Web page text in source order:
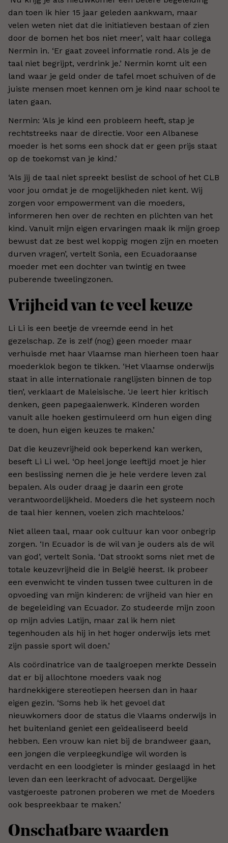
dan toen ik hier 15 jaar geleden aankwam, maar
velen weten niet dat die initiatieven bestaan of zien
door de bomen het bos niet meer’, valt haar collega
Nermin in. ‘Er gaat zoveel informatie rond. Als je de
taal niet begrijpt, verdrink je.’ Nermin komt uit een
land waar je geld onder de tafel moet schuiven of de
juiste mensen moet kennen om je kind naar school te
laten gaan.
Nermin: ‘Als je kind een probleem heeft, stap je
rechtstreeks naar de directie. Voor een Albanese
moeder is het soms een shock dat er geen prijs staat
op de toekomst van je kind.’
‘Als jij de taal niet spreekt beslist de school of het CLB
voor jou omdat je de mogelijkheden niet kent. Wij
zorgen voor empowerment van die moeders,
informeren hen over de rechten en plichten van het
kind. Vanuit mijn eigen ervaringen maak ik mijn groep
bewust dat ze best wel koppig mogen zijn en moeten
durven vragen’, vertelt Sonia, een Ecuadoraanse
moeder met een dochter van twintig en twee
puberende tweelingzonen.
Vrijheid van te veel keuze
Li Li is een beetje de vreemde eend in het
gezelschap. Ze is zelf (nog) geen moeder maar
verhuisde met haar Vlaamse man hierheen toen haar
moederklok begon te tikken. ‘Het Vlaamse onderwijs
staat in alle internationale ranglijsten binnen de top
tien’, verklaart de Maleisische. ‘Je leert hier kritisch
denken, geen papegaaienwerk. Kinderen worden
vanuit alle hoeken gestimuleerd om hun eigen ding
te doen, hun eigen keuzes te maken.’
Dat die keuzevrijheid ook beperkend kan werken,
beseft Li Li wel. ‘Op heel jonge leeftijd moet je hier
een beslissing nemen die je hele verdere leven zal
bepalen. Als ouder draag je daarin een grote
verantwoordelijkheid. Moeders die het systeem noch
de taal hier kennen, voelen zich machteloos.’
Niet alleen taal, maar ook cultuur kan voor onbegrip
zorgen. ‘In Ecuador is de wil van je ouders als de wil
van god’, vertelt Sonia. ‘Dat strookt soms niet met de
totale keuzevrijheid die in België heerst. Ik probeer
een evenwicht te vinden tussen twee culturen in de
opvoeding van mijn kinderen: de vrijheid van hier en
de begeleiding van Ecuador. Zo studeerde mijn zoon
op mijn advies Latijn, maar zal ik hem niet
tegenhouden als hij in het hoger onderwijs iets met
zijn passie sport wil doen.’
Als coördinatrice van de taalgroepen merkte Dessein
dat er bij allochtone moeders vaak nog
hardnekkigere stereotiepen heersen dan in haar
eigen gezin. ‘Soms heb ik het gevoel dat
nieuwkomers door de status die Vlaams onderwijs in
het buitenland geniet een geïdealiseerd beeld
hebben. Een vrouw kan niet bij de brandweer gaan,
een jongen die verpleegkundige wil worden is
verdacht en een loodgieter is minder geslaagd in het
leven dan een leerkracht of advocaat. Dergelijke
vastgeroeste patronen proberen we met de Moeders
ook bespreekbaar te maken.’
Onschatbare waarden